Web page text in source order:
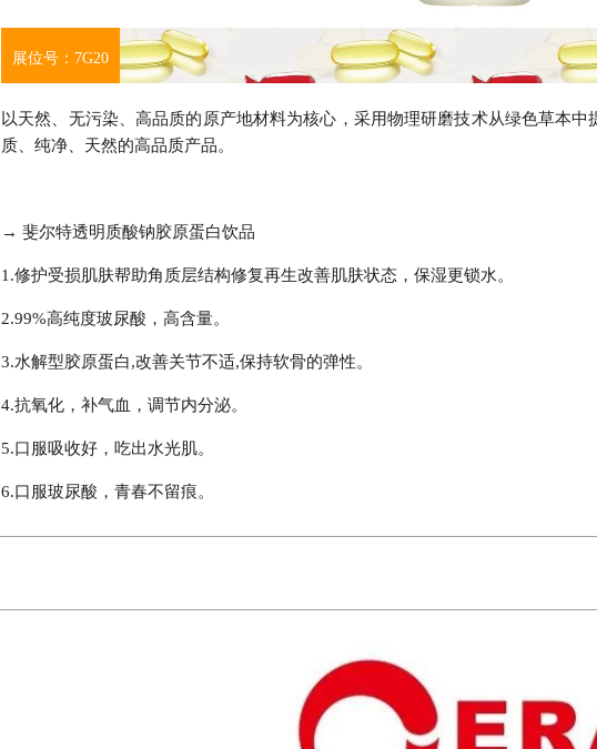
展位号：7G20
以天然、无污染、高品质的原产地材料为核心，采用物理研磨技术从绿色草本
质、纯净、天然的高品质产品。
→ 斐尔特透明质酸钠胶原蛋白饮品
1.修护受损肌肤帮助角质层结构修复再生改善肌肤状态，保湿更锁水。
2.99%高纯度玻尿酸，高含量。
3.水解型胶原蛋白,改善关节不适,保持软骨的弹性。
4.抗氧化，补气血，调节内分泌。
5.口服吸收好，吃出水光肌。
6.口服玻尿酸，青春不留痕。